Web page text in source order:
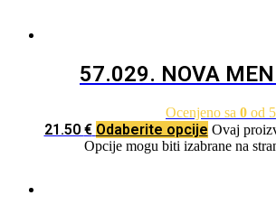
57.029. NOVA
Ocenjeno sa 0 od 5
21.50 € Odaberite opcije Ovaj
Opcije mogu biti izabrane na